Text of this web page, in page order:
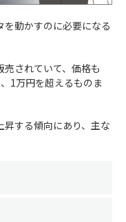
動かすのに必要になる
されていて、価格も
1万円を超えるものま
する傾向にあり、主な